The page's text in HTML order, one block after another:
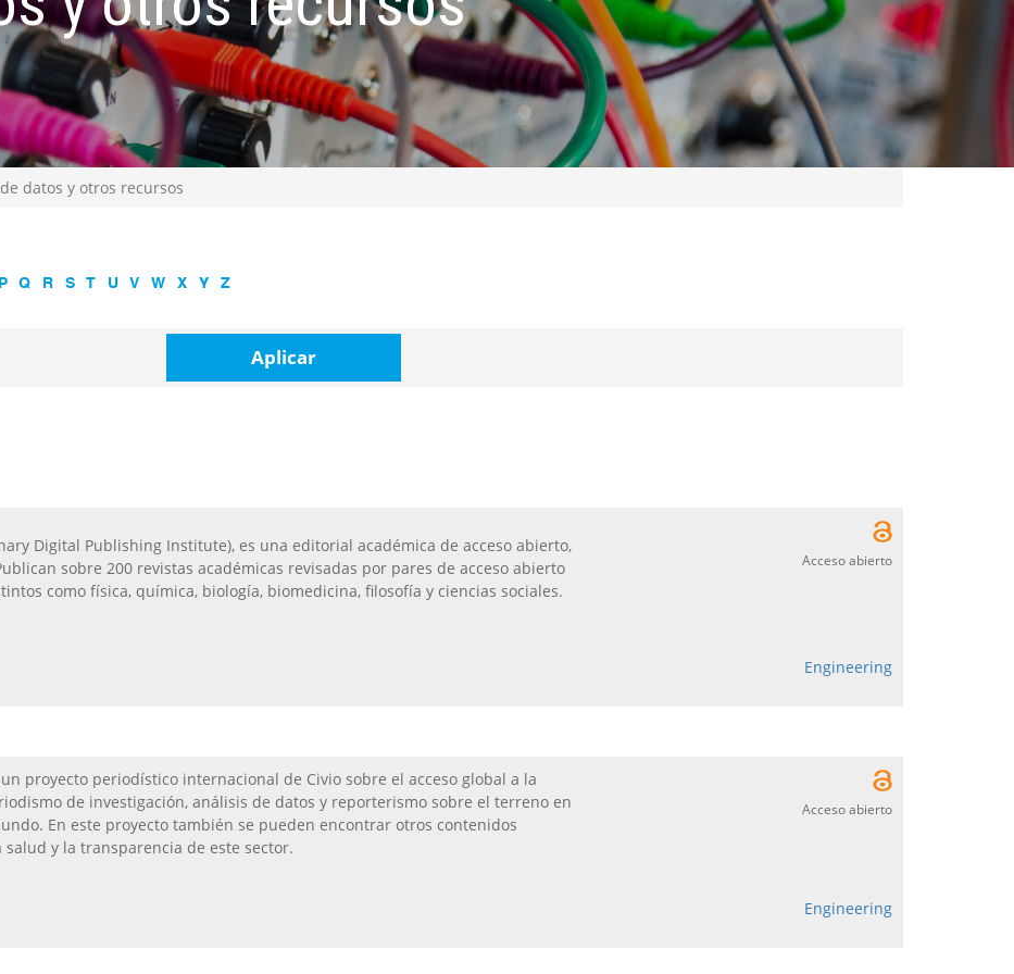
datos y otros recursos
P Q R S T U V W X Y Z
Aplicar
Digital Publishing Institute), es una editorial académica de acceso abierto,
sobre 200 revistas académicas revisadas por pares de acceso abierto
como física, química, biología, biomedicina, filosofía y ciencias sociales.
Acceso abierto
Engineering
proyecto periodístico internacional de Civio sobre el acceso global a la
de investigación, análisis de datos y reporterismo sobre el terreno en
En este proyecto también se pueden encontrar otros contenidos
salud y la transparencia de este sector.
Acceso abierto
Engineering